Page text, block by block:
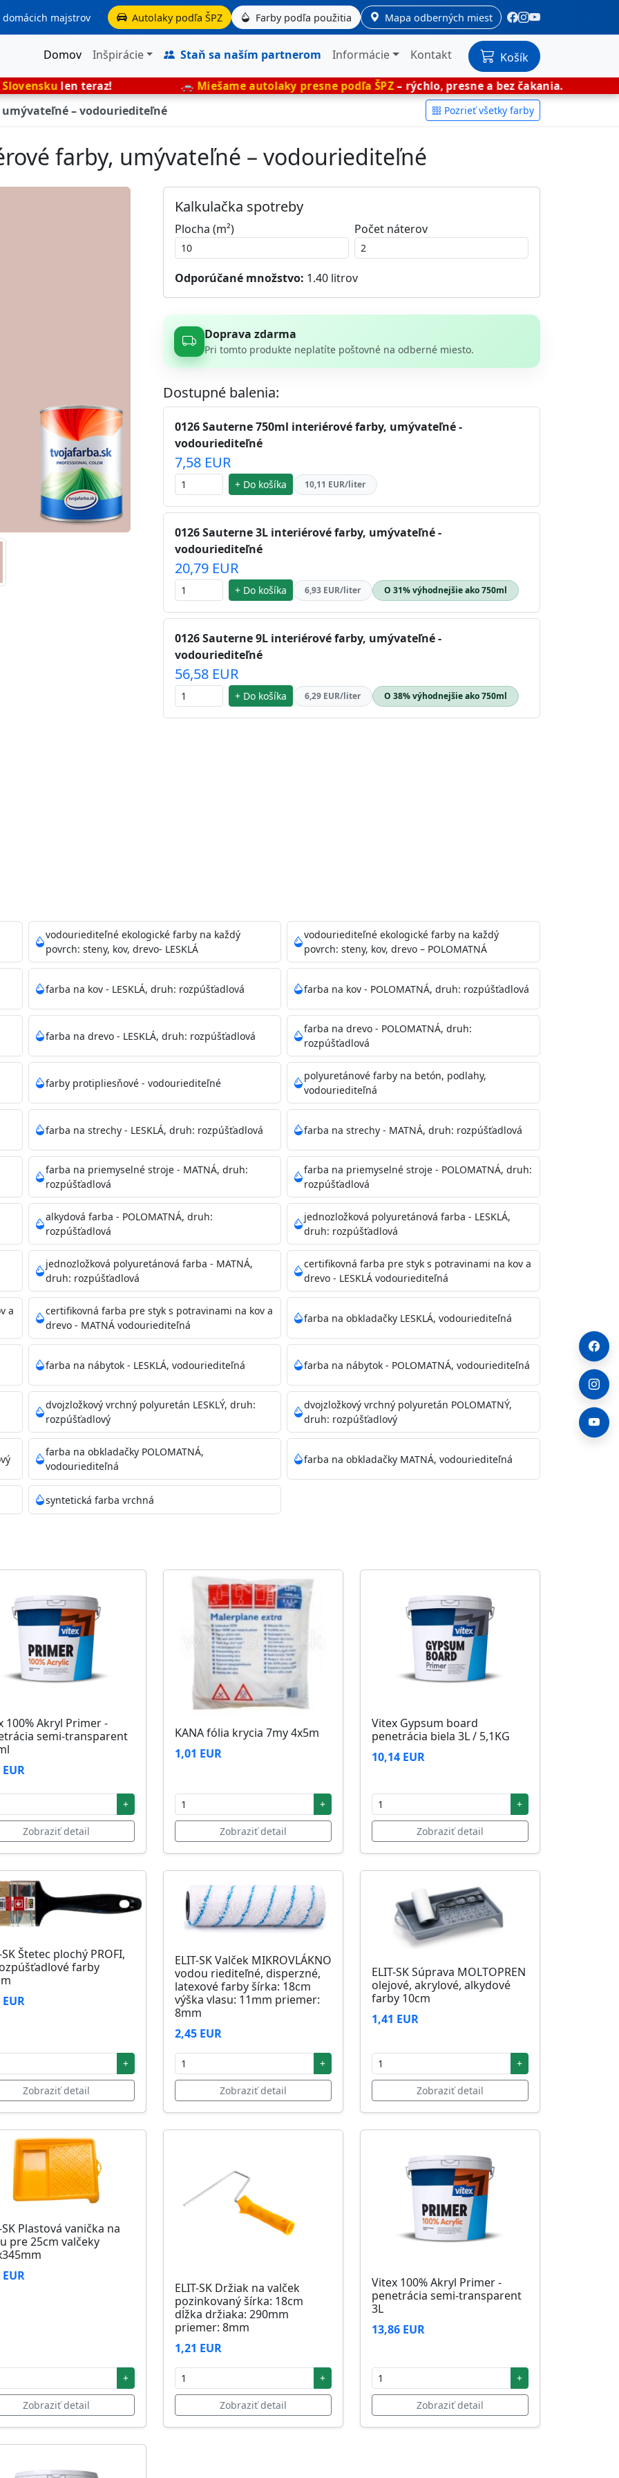
majstrov Autolaky podľa ŠPZ Farby podľa použitia Mapa odberných miest
Domov Inšpirácie Staň sa naším partnerom Informácie Kontakt Košík
teraz! 🚗 Miešame autolaky presne podľa ŠPZ– rýchlo, presne a bez čakania. 🎨
– vodouriediteľné Pozrieť všetky farby
farby, umývateľné – vodouriediteľné
Kalkulačka spotreby
Plocha (m²) Počet náterov
Odporúčané množstvo: 1.40 litrov
Doprava zdarma
Pri tomto produkte neplatíte poštovné na odberné miesto.
Dostupné balenia:
0126 Sauterne 750ml interiérové farby, umývateľné -
vodouriediteľné
7,58 EUR
+ Do košíka 10,11 EUR/liter
0126 Sauterne 3L interiérové farby, umývateľné -
vodouriediteľné
20,79 EUR
+ Do košíka 6,93 EUR/liter O 31% výhodnejšie ako 750ml
0126 Sauterne 9L interiérové farby, umývateľné -
vodouriediteľné
56,58 EUR
+ Do košíka 6,29 EUR/liter O 38% výhodnejšie ako 750ml
náteru. Preto je
sú nemocnice, pôrodnice, operačné
škôlky, telocvične, a samozrejme je
(trieda 2 podľa EN 13300) pri
povrchov. Má vynikajúcu kryciu schopnosť,
tónovať v bohatej škále odtieňov.
Pantone
spôsobu aplikácie. Dobre premiešajte a občas opakujte aj počas náteru. Naneste jednu
farba zasychá na dotyk po 30-60min./23°C po dokonalom preschnutí minimálne 3-
Doba schnutia je závislá na poveternostných podmienkach s vyššou vlhkosťou a nižšou
alebo pri relatívnej vlhkosti nad 80%.
na bezpečnú likvidáciu.
prachu, mastnoty, solí a materiálov so zlou priľnavosťou. Otvory alebo trhliny vyplňte
light putty a prebrúste. Nové alebo porézne povrchy natreté menej kvalitnými farbami
5°C až 25°C
vodouriediteľné ekologické farby na každý
povrch: steny, kov, drevo- LESKLÁ
vodouriediteľné ekologické farby na každý
povrch: steny, kov, drevo – POLOMATNÁ
farba na kov - LESKLÁ, druh: rozpúšťadlová farba na kov - POLOMATNÁ, druh: rozpúšťadlová
farba na drevo - LESKLÁ, druh: rozpúšťadlová
farba na drevo - POLOMATNÁ, druh:
rozpúšťadlová
farby protipliesňové - vodouriediteľné
polyuretánové farby na betón, podlahy,
vodouriediteľná
farba na strechy - LESKLÁ, druh: rozpúšťadlová farba na strechy - MATNÁ, druh: rozpúšťadlová
farba na priemyselné stroje - MATNÁ, druh:
rozpúšťadlová
farba na priemyselné stroje - POLOMATNÁ, druh:
rozpúšťadlová
alkydová farba - POLOMATNÁ, druh:
rozpúšťadlová
jednozložková polyuretánová farba - LESKLÁ,
druh: rozpúšťadlová
jednozložková polyuretánová farba - MATNÁ,
druh: rozpúšťadlová
certifikovná farba pre styk s potravinami na kov a
drevo - LESKLÁ vodouriediteľná
a
certifikovná farba pre styk s potravinami na kov a
drevo - MATNÁ vodouriediteľná
farba na obkladačky LESKLÁ, vodouriediteľná
farba na nábytok - LESKLÁ, vodouriediteľná farba na nábytok - POLOMATNÁ, vodouriediteľná
dvojzložkový vrchný polyuretán LESKLÝ, druh:
rozpúšťadlový
dvojzložkový vrchný polyuretán POLOMATNÝ,
druh: rozpúšťadlový
farba na obkladačky POLOMATNÁ,
vodouriediteľná
farba na obkladačky MATNÁ, vodouriediteľná
syntetická farba vrchná
100% Akryl Primer -
semi-transparent
+
Zobraziť detail
KANA fólia krycia 7my 4x5m
1,01 EUR
+
Zobraziť detail
Vitex Gypsum board
penetrácia biela 3L / 5,1KG
10,14 EUR
+
Zobraziť detail
SK Štetec plochý PROFI,
farby
+
Zobraziť detail
ELIT-SK Valček MIKROVLÁKNO
vodou riediteľné, disperzné,
latexové farby šírka: 18cm
výška vlasu: 11mm priemer:
8mm
2,45 EUR
+
Zobraziť detail
ELIT-SK Súprava MOLTOPREN
olejové, akrylové, alkydové
farby 10cm
1,41 EUR
+
Zobraziť detail
SK Plastová vanička na
pre 25cm valčeky
+
Zobraziť detail
ELIT-SK Držiak na valček
pozinkovaný šírka: 18cm
dĺžka držiaka: 290mm
priemer: 8mm
1,21 EUR
+
Zobraziť detail
Vitex 100% Akryl Primer -
penetrácia semi-transparent
3L
13,86 EUR
+
Zobraziť detail